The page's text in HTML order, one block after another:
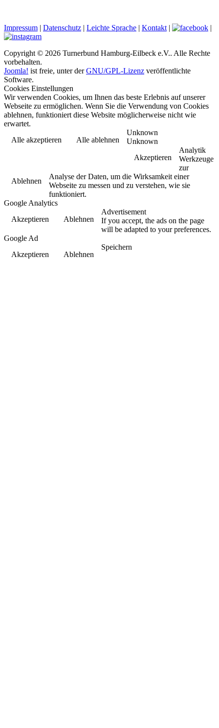
Impressum | Datenschutz | Leichte Sprache | Kontakt | |
Copyright © 2026 Turnerbund Hamburg-Eilbeck e.V.. Alle Rechte
vorbehalten.
Joomla! ist freie, unter derGNU/GPL-Lizenz veröffentlichte
Software.
Cookies Einstellungen
Wir verwenden Cookies, um Ihnen das beste Erlebnis auf unserer
Webseite zu ermöglichen. Wenn Sie die Verwendung von Cookies
ablehnen, funktioniert diese Website möglicherweise nicht wie
erwartet.
Alle akzeptieren
Alle ablehnen
Unknown
Unknown
Akzeptieren
Ablehnen
Analytik
Werkzeuge
zur
Analyse der Daten, um die Wirksamkeit einer
Webseite zu messen und zu verstehen, wie sie
funktioniert.
Google Analytics
Akzeptieren
Ablehnen
Advertisement
If you accept, the ads on the page
will be adapted to your preferences.
Google Ad
Akzeptieren
Ablehnen
Speichern